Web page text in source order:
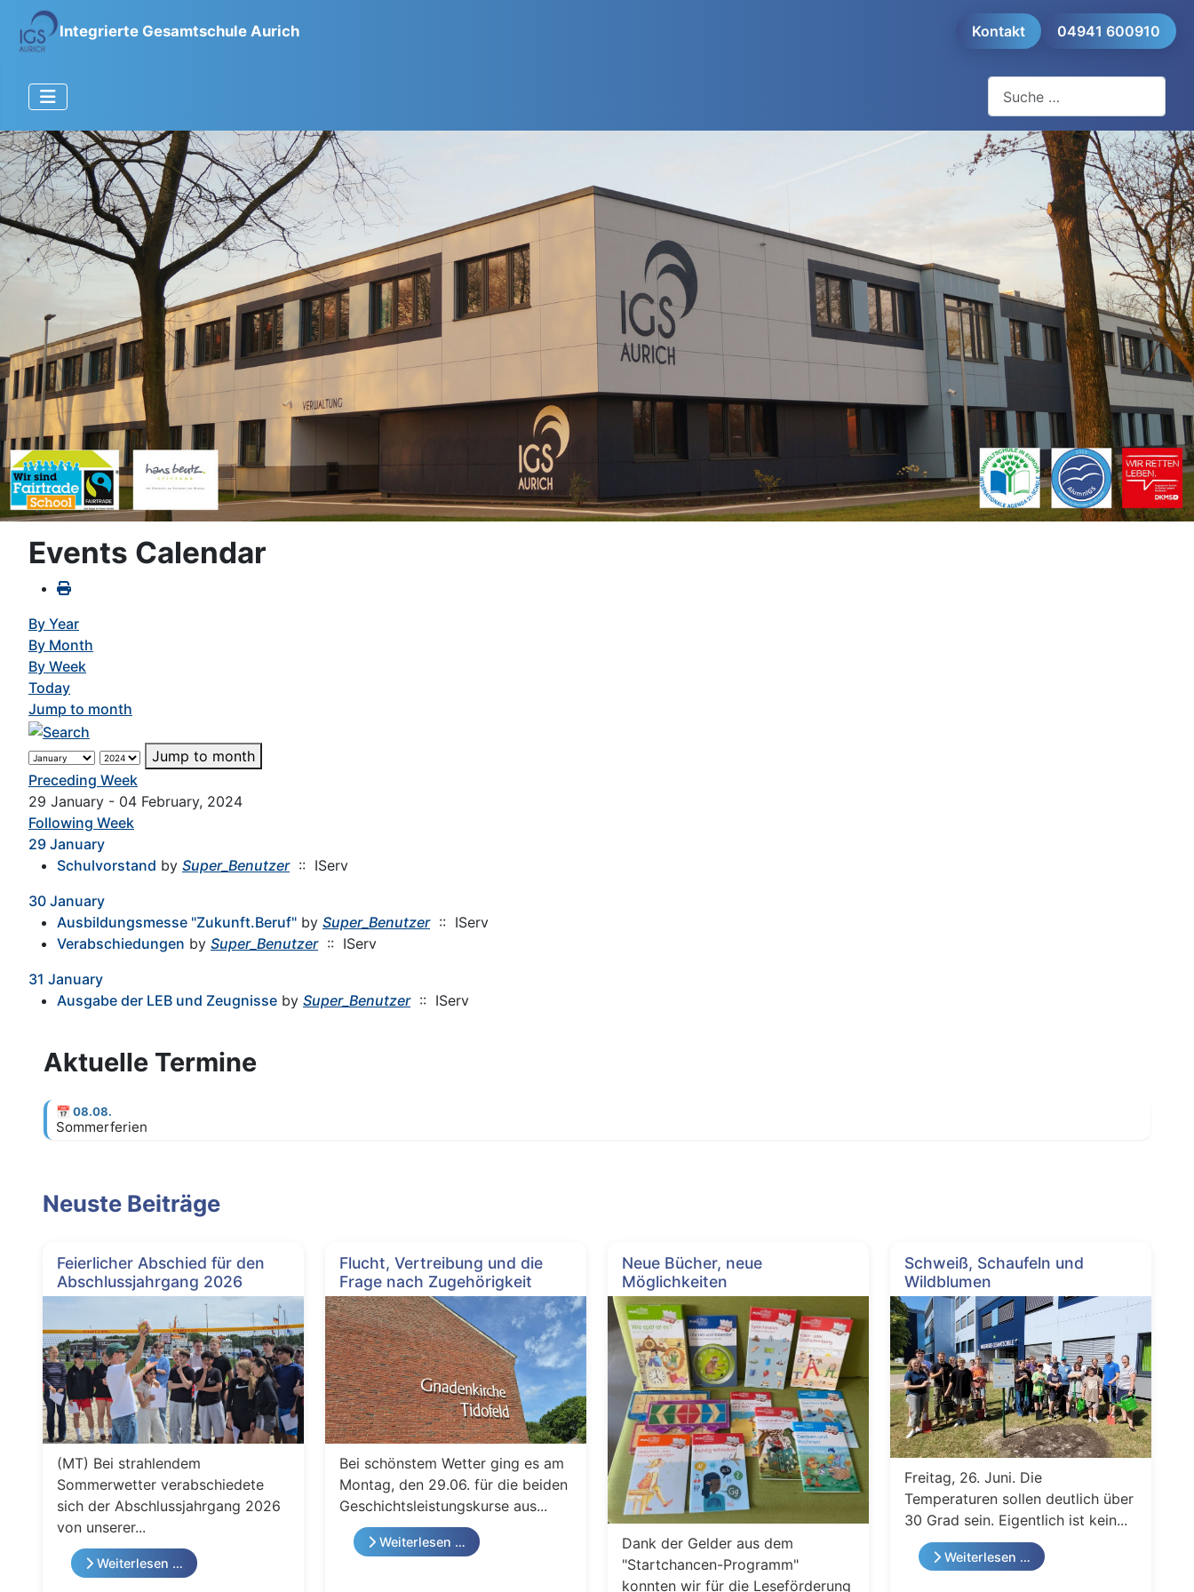
Integrierte Gesamtschule Aurich Kontakt 04941 600910
Events Calendar
By Year
By Month
By Week
Today
Jump to month
Jump to month
Preceding Week
29 January - 04 February, 2024
Following Week
29 January
Schulvorstand by Super_Benutzer:: IServ
30 January
Ausbildungsmesse "Zukunft.Beruf" by Super_Benutzer:: IServ
Verabschiedungen by Super_Benutzer:: IServ
31 January
Ausgabe der LEB und Zeugnisse by Super_Benutzer:: IServ
Aktuelle Termine
📅 08.08.
Sommerferien
Neuste Beiträge
Feierlicher Abschied für den
Abschlussjahrgang 2026
(MT) Bei strahlendem
Sommerwetter verabschiedete
sich der Abschlussjahrgang 2026
von unserer...
Weiterlesen …
Flucht, Vertreibung und die
Frage nach Zugehörigkeit
Bei schönstem Wetter ging es am
Montag, den 29.06. für die beiden
Geschichtsleistungskurse aus...
Weiterlesen …
Neue Bücher, neue
Möglichkeiten
Dank der Gelder aus dem
"Startchancen-Programm"
konnten wir für die Leseförderung
Schweiß, Schaufeln und
Wildblumen
Freitag, 26. Juni. Die
Temperaturen sollen deutlich über
30 Grad sein. Eigentlich ist kein...
Weiterlesen …